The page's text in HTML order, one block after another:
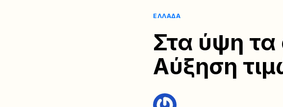
ΕΛΛΆΔΑ
Στα ύψη τα
Αύξηση